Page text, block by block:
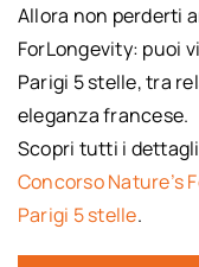
Allora non perderti
ForLongevity: puoi
Parigi 5 stelle, tra
eleganza francese.
Scopri tutti i
Concorso Nature’s
Parigi 5 stelle.